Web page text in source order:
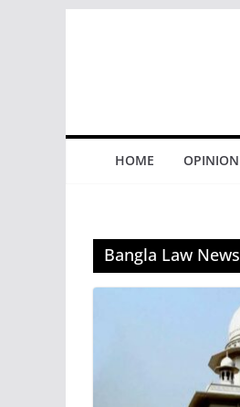
HOME OPINION
Bangla Law News